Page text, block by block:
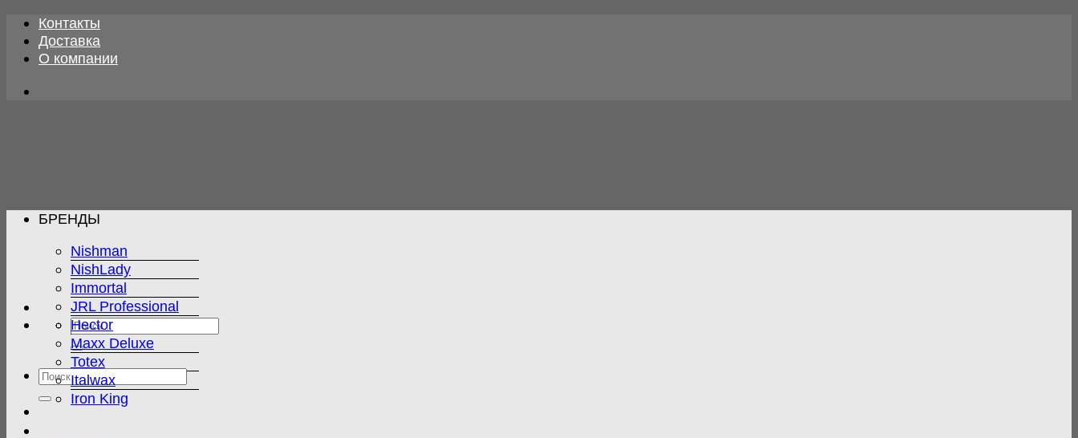
Skip
content
Контакты
Доставка
О компании
Искать:
Искать:
БРЕНДЫ
Nishman
NishLady
Immortal
JRL Professional
Hector
Maxx Deluxe
Totex
Italwax
Iron King